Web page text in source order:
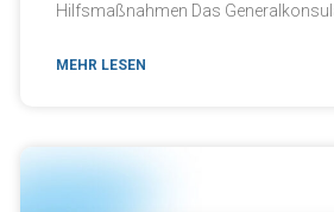
Hilfsmaßnahmen Das
MEHR LESEN